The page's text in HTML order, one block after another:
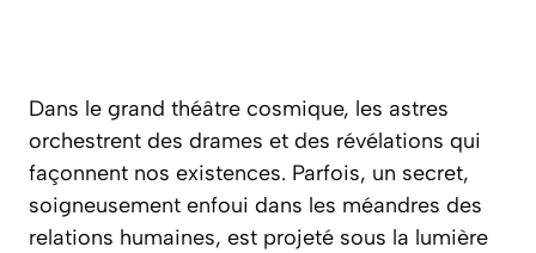
Dans le grand théâtre cosmique, les astres
orchestrent des drames et des révélations qui
façonnent nos existences. Parfois, un secret,
soigneusement enfoui dans les méandres des
relations humaines, est projeté sous la lumière